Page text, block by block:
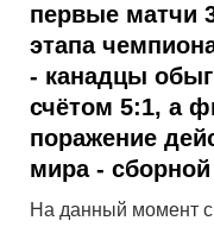
первые матчи
этапа
- канадцы
счётом 5:1, а
поражение
мира - сборной
На данный момент